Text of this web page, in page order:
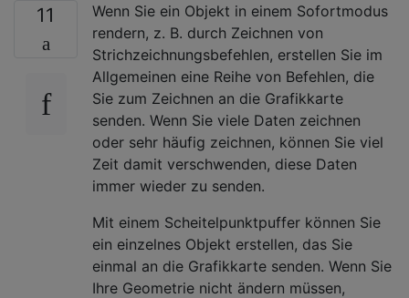
11
Wenn Sie ein Objekt in einem Sofortmodus
rendern, z. B. durch Zeichnen von
Strichzeichnungsbefehlen, erstellen Sie im
Allgemeinen eine Reihe von Befehlen, die
Sie zum Zeichnen an die Grafikkarte
senden. Wenn Sie viele Daten zeichnen
oder sehr häufig zeichnen, können Sie viel
Zeit damit verschwenden, diese Daten
immer wieder zu senden.
Mit einem Scheitelpunktpuffer können Sie
ein einzelnes Objekt erstellen, das Sie
einmal an die Grafikkarte senden. Wenn Sie
Ihre Geometrie nicht ändern müssen,